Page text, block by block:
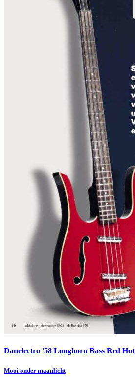
Danelectro '58 Longhorn Bass Red Hot
Mooi onder maanlicht